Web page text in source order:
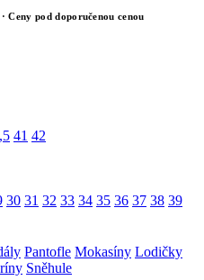
Ceny pod doporučenou cenou
41 42
30 31 32 33 34 35 36 37 38 39
Pantofle Mokasíny Lodičky
Sněhule